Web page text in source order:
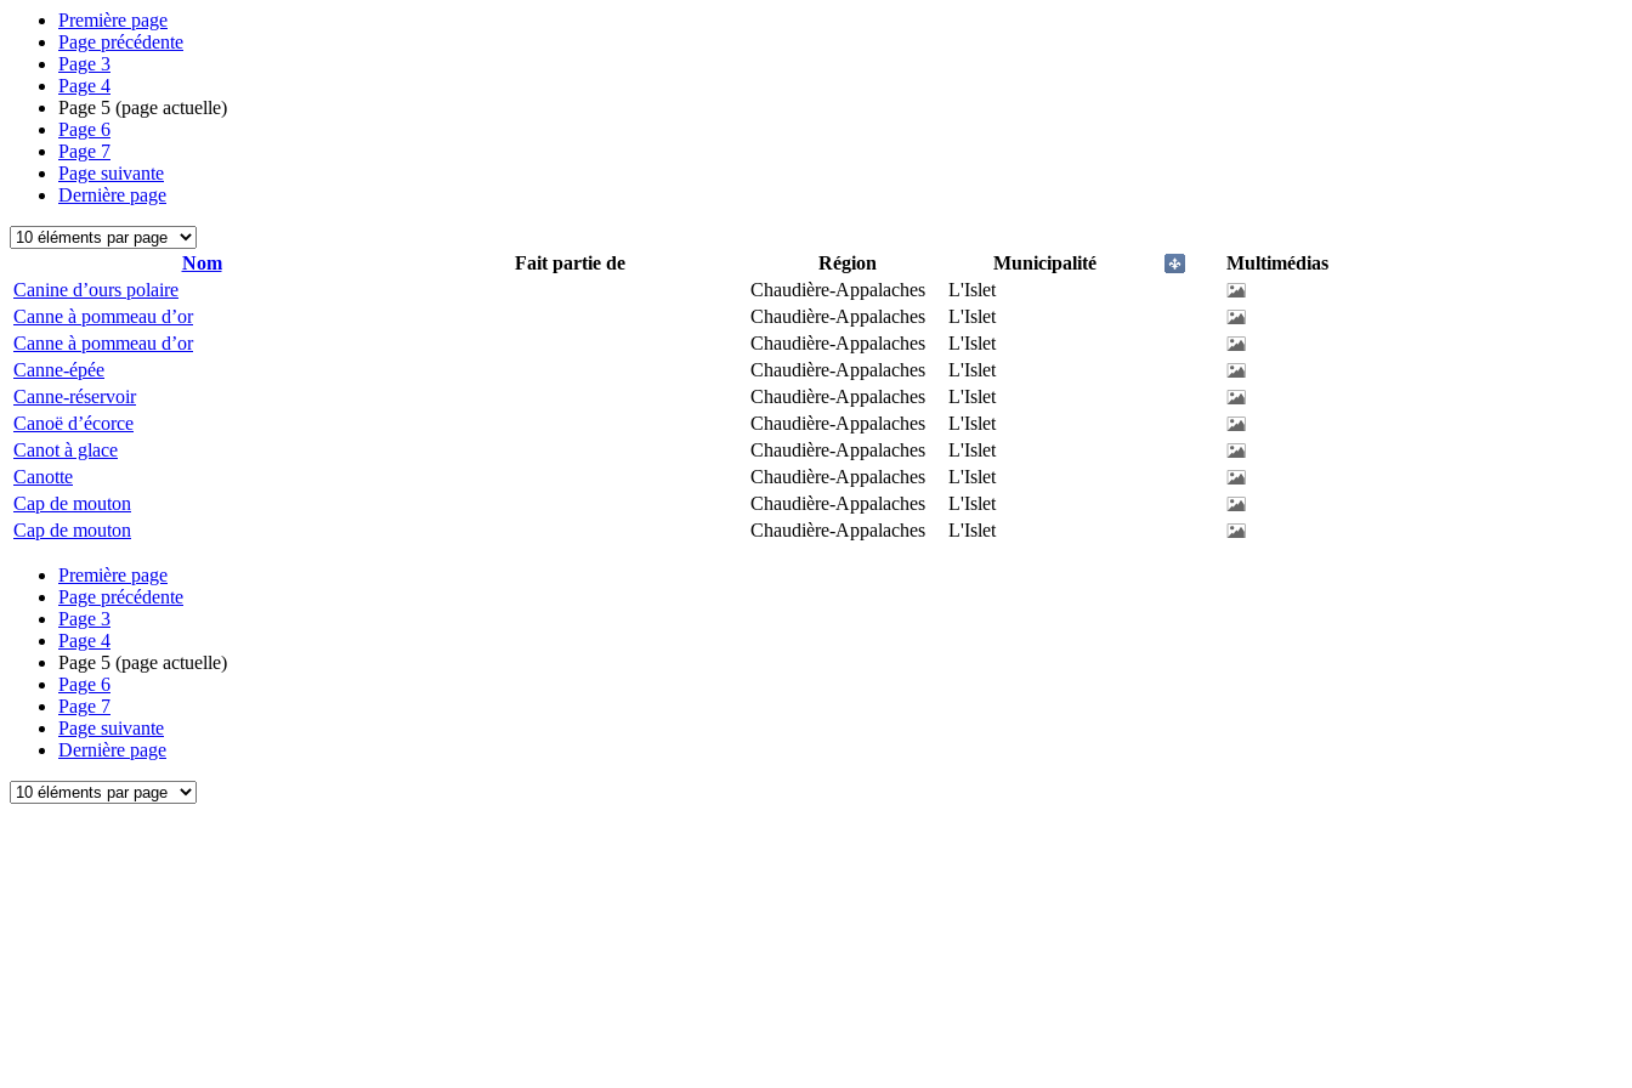
Première page
Page précédente
Page 3
Page 4
Page 5 (page actuelle)
Page 6
Page 7
Page suivante
Dernière page
Nom Fait partie de Région Municipalité
Multimédias
Canine d’ours polaire
Chaudière-Appalaches
L'Islet
Canne à pommeau d’or
Chaudière-Appalaches
L'Islet
Canne à pommeau d’or
Chaudière-Appalaches
L'Islet
Canne-épée
Chaudière-Appalaches
L'Islet
Canne-réservoir
Chaudière-Appalaches
L'Islet
Canoë d’écorce
Chaudière-Appalaches
L'Islet
Canot à glace
Chaudière-Appalaches
L'Islet
Canotte
Chaudière-Appalaches
L'Islet
Cap de mouton
Chaudière-Appalaches
L'Islet
Cap de mouton
Chaudière-Appalaches L'Islet
Première page
Page précédente
Page 3
Page 4
Page 5 (page actuelle)
Page 6
Page 7
Page suivante
Dernière page